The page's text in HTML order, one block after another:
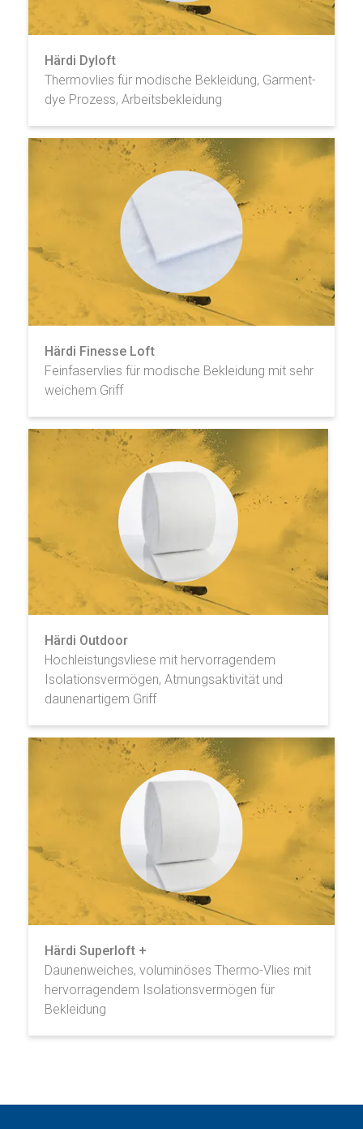
Härdi Dyloft
Thermovlies für modische Bekleidung, Garment-
dye Prozess, Arbeitsbekleidung
Härdi Finesse Loft
Feinfaservlies für modische Bekleidung mit sehr
weichem Griff
Härdi Outdoor
Hochleistungsvliese mit hervorragendem
Isolationsvermögen, Atmungsaktivität und
daunenartigem Griff
Härdi Superloft +
Daunenweiches, voluminöses Thermo-Vlies mit
hervorragendem Isolationsvermögen für
Bekleidung